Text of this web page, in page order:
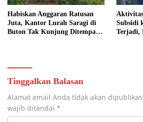
Habiskan Anggaran Ratusan
Juta, Kantor Lurah Saragi di
Buton Tak Kunjung Ditempati,
Subsidi
Terjadi,
Tinggalkan Balasan
Alamat email Anda tidak akan
wajib ditandai *